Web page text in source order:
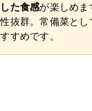
た食感が楽しめま
抜群。常備菜とし
すめです。